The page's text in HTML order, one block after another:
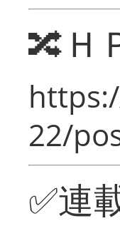
🔀Ｈ
22/
✅連